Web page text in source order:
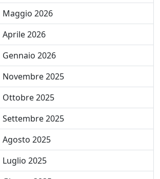
Maggio 2026
Aprile 2026
Gennaio 2026
Novembre 2025
Ottobre 2025
Settembre 2025
Agosto 2025
Luglio 2025